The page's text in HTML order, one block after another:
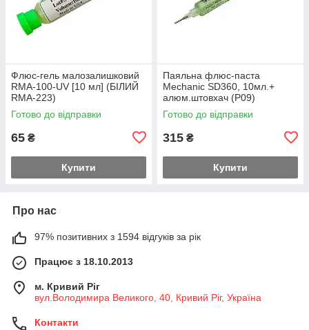
Флюс-гель малозалишковий
RMA-100-UV [10 мл] (БІЛИЙ
RMA-223)
Готово до відправки
65 ₴
Купити
Паяльна флюс-паста
Mechanic SD360, 10мл.+
алюм.штовхач (Р09)
Готово до відправки
315 ₴
Купити
Про нас
97% позитивних з 1594 відгуків за рік
Працює з 18.10.2013
м. Кривий Ріг
вул.Володимира Великого, 40, Кривий Ріг, Україна
Контакти